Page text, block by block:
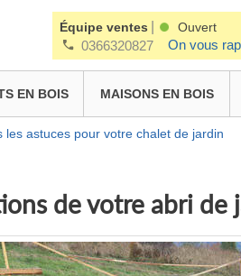
Équipe ventes Ouvert
0366320827 On vous
EN BOIS MAISONS EN BOIS
les astuces pour votre chalet de jardin
de votre abri de